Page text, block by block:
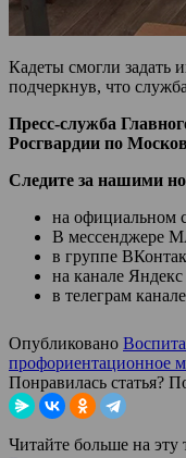
Кадеты смогли задать
подчеркнув, что
Пресс-служба
Росгвардии по
Следите за нашими
на официальном
В мессенджере
в группе
на канале
в телеграм
Опубликовано
профориентационное
Понравилась статья?
Читайте больше на эту